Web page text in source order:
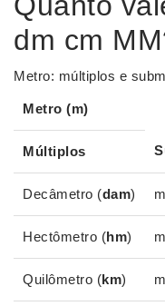
dm cm
Metro: múltiplos e
Metro (m)
Múltiplos
Decâmetro (dam)
Hectômetro (hm)
Quilômetro (km)